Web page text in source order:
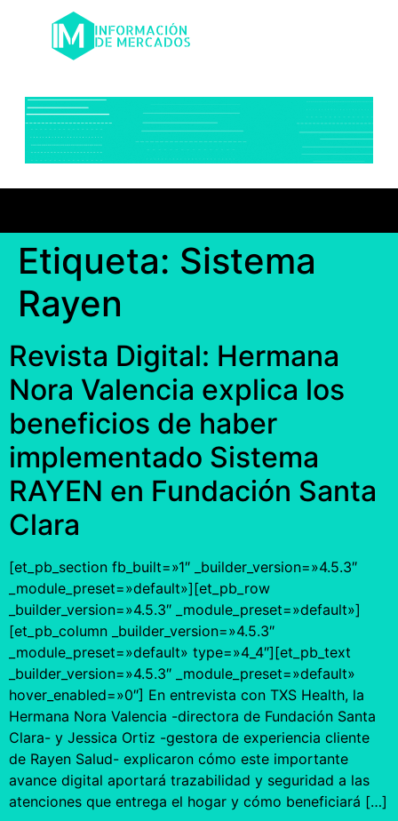
Etiqueta: Sistema
Rayen
Revista Digital: Hermana
Nora Valencia explica los
beneficios de haber
implementado Sistema
RAYEN en Fundación Santa
Clara
[et_pb_section fb_built=»1″ _builder_version=»4.5.3″
_module_preset=»default»][et_pb_row
_builder_version=»4.5.3″ _module_preset=»default»]
[et_pb_column _builder_version=»4.5.3″
_module_preset=»default» type=»4_4″][et_pb_text
_builder_version=»4.5.3″ _module_preset=»default»
hover_enabled=»0″] En entrevista con TXS Health, la
Hermana Nora Valencia -directora de Fundación Santa
Clara- y Jessica Ortiz -gestora de experiencia cliente
de Rayen Salud- explicaron cómo este importante
avance digital aportará trazabilidad y seguridad a las
atenciones que entrega el hogar y cómo beneficiará […]